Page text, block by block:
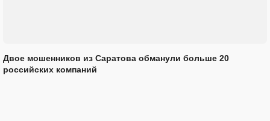
Двое мошенников из Саратова обманули больше 20
российских компаний